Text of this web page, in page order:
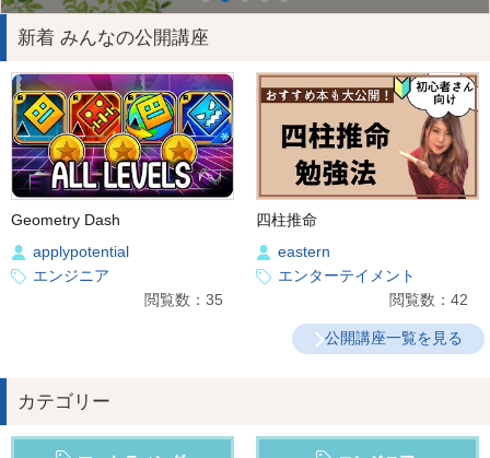
新着 みんなの公開講座
Geometry Dash
applypotential
エンジニア
閲覧数：35
四柱推命
eastern
エンターテイメント
閲覧数：42
公開講座一覧を見る
カテゴリー